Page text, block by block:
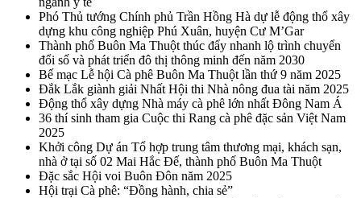
Phó Thủ tướng Chính phủ Trần Hồng Hà dự lễ động thổ xây
dựng khu công nghiệp Phú Xuân, huyện Cư M’Gar
Thành phố Buôn Ma Thuột thúc đẩy nhanh lộ trình chuyển
đổi số và phát triển đô thị thông minh đến năm 2030
Bế mạc Lễ hội Cà phê Buôn Ma Thuột lần thứ 9 năm 2025
Đắk Lắk giành giải Nhất Hội thi Nhà nông đua tài năm 2025
Động thổ xây dựng Nhà máy cà phê lớn nhất Đông Nam Á
36 thí sinh tham gia Cuộc thi Rang cà phê đặc sản Việt Nam
2025
Khởi công Dự án Tổ hợp trung tâm thương mại, khách sạn,
nhà ở tại số 02 Mai Hắc Đế, thành phố Buôn Ma Thuột
Đặc sắc Hội voi Buôn Đôn năm 2025
Hội trại Cà phê: “Đồng hành, chia sẻ”